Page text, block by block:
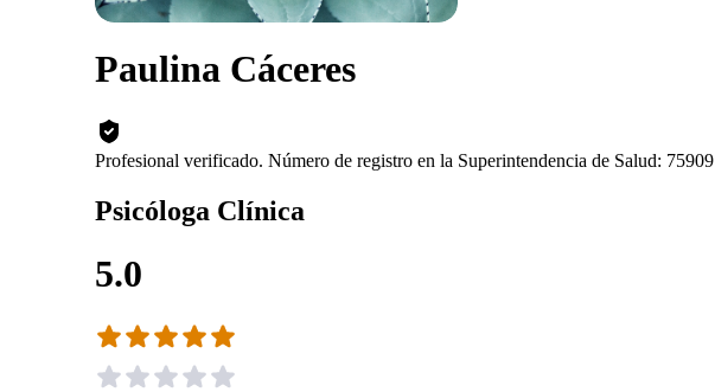
Paulina Cáceres
Profesional verificado. Número de registro en la Superintendencia de Salud: 75909
Psicóloga Clínica
5.0